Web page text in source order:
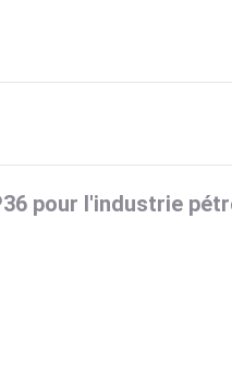
pour l'industrie